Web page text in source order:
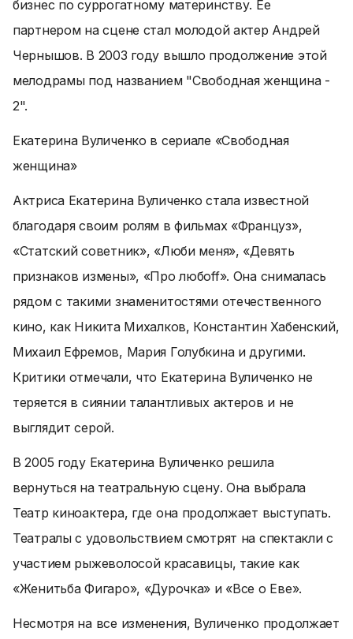
бизнес по суррогатному материнству. Ее
партнером на сцене стал молодой актер Андрей
Чернышов. В 2003 году вышло продолжение этой
мелодрамы под названием "Свободная женщина -
2".
Екатерина Вуличенко в сериале «Свободная
женщина»
Актриса Екатерина Вуличенко стала известной
благодаря своим ролям в фильмах «Француз»,
«Статский советник», «Люби меня», «Девять
признаков измены», «Про любоff». Она снималась
рядом с такими знаменитостями отечественного
кино, как Никита Михалков, Константин Хабенский,
Михаил Ефремов, Мария Голубкина и другими.
Критики отмечали, что Екатерина Вуличенко не
теряется в сиянии талантливых актеров и не
выглядит серой.
В 2005 году Екатерина Вуличенко решила
вернуться на театральную сцену. Она выбрала
Театр киноактера, где она продолжает выступать.
Театралы с удовольствием смотрят на спектакли с
участием рыжеволосой красавицы, такие как
«Женитьба Фигаро», «Дурочка» и «Все о Еве».
Несмотря на все изменения, Вуличенко продолжает